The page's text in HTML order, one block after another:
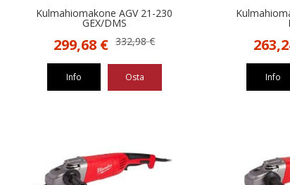
Kulmahiomakone AGV 21-230
GEX/DMS
332,98€
Alkuperäinen
332,98 €.
299,68 €Nykyinen
299,68 €.
Info Osta Info